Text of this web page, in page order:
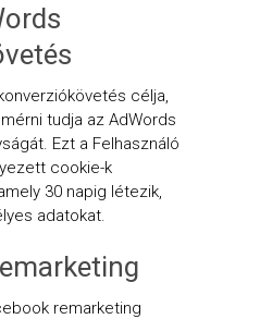
célja,
tudja az AdWords
Ezt a Felhasználó
cookie-k
30 napig létezik,
adatokat.
remarketing